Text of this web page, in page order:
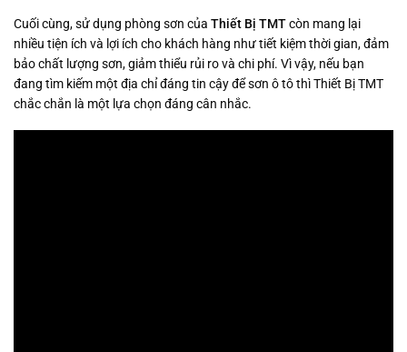
Cuối cùng, sử dụng phòng sơn của Thiết Bị TMTcòn mang lại
nhiều tiện ích và lợi ích cho khách hàng như tiết kiệm thời gian, đảm
bảo chất lượng sơn, giảm thiểu rủi ro và chi phí. Vì vậy, nếu bạn
đang tìm kiếm một địa chỉ đáng tin cậy để sơn ô tô thì Thiết Bị TMT
chắc chắn là một lựa chọn đáng cân nhắc.